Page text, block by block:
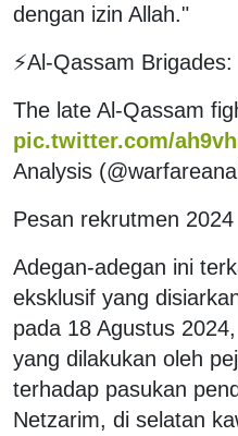
dengan izin Allah."
⚡️Al-Qassam Brigades:
The late Al-Qassam
pic.twitter.com/
Analysis
Pesan rekrutmen 2024
Adegan-adegan ini
eksklusif yang
pada 18 Agustus
yang dilakukan oleh
terhadap pasukan
Netzarim, di selatan